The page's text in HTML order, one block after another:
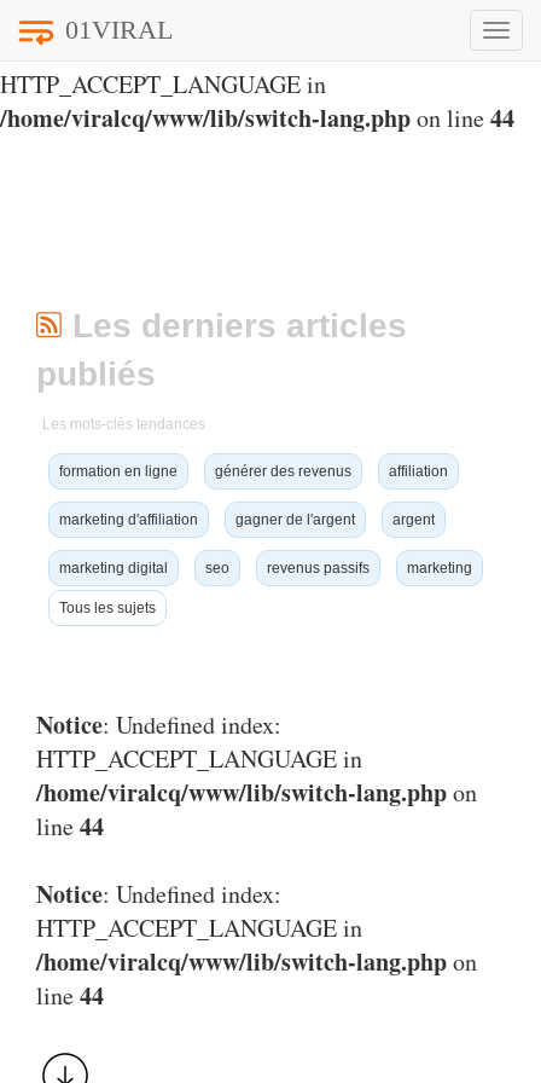
Notice
HTTP_ACCEPT_LANGUAGE in
/home/viralcq/www/lib/switch-lang.phpon line44
Toggle
01VIRAL
Les derniers articles
publiés
Les mots-clés tendances
formation en ligne générer des revenus affiliation
marketing d'affiliation gagner de l'argent argent
marketing digital seo revenus passifs marketing
Tous les sujets
Notice: Undefined index:
HTTP_ACCEPT_LANGUAGE in
/home/viralcq/www/lib/switch-lang.phpon
line44
Notice: Undefined index:
HTTP_ACCEPT_LANGUAGE in
/home/viralcq/www/lib/switch-lang.phpon
line44